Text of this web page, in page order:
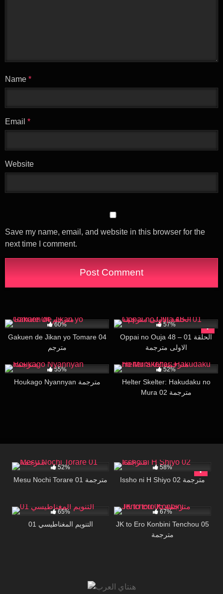
Name *
Email *
Website
Save my name, email, and website in this browser for the
next time I comment.
60%
Gakuen de Jikan yo Tomare 04
مترجم
57%
Oppai no Ouja 48 – 01 الحلقة
الاولى مترجمة
55%
Houkago Nyannyan مترجمة
52%
Helter Skelter: Hakudaku no
Mura 02 مترجمة
52%
Mesu Nochi Torare 01 مترجمة
58%
Issho ni H Shiyo 02 مترجمة
65%
التنويم المغناطيسي 01
67%
JK to Ero Konbini Tenchou 05
مترجمة